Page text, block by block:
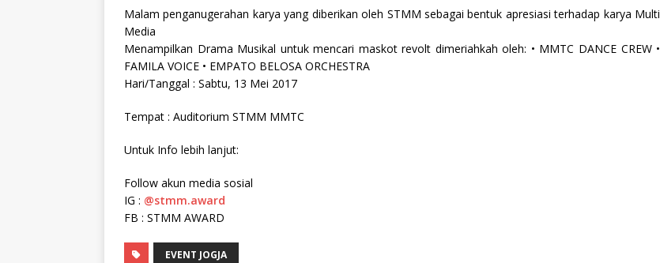
Malam penganugerahan karya yang diberikan oleh STMM sebagai bentuk apresiasi terhadap karya Multi
Media
Menampilkan Drama Musikal untuk mencari maskot revolt dimeriahkah oleh: • MMTC DANCE CREW •
FAMILA VOICE • EMPATO BELOSA ORCHESTRA
Hari/Tanggal : Sabtu, 13 Mei 2017
Tempat : Auditorium STMM MMTC
Untuk Info lebih lanjut:
Follow akun media sosial
IG : @stmm.award
FB : STMM AWARD
EVENT JOGJA